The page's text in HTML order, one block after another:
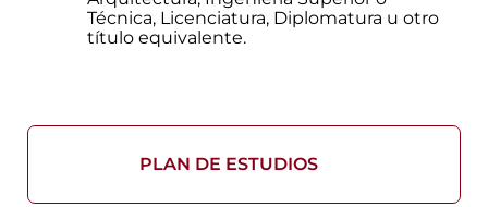
Técnica, Licenciatura, Diplomatura u otro
título equivalente.
PLAN DE ESTUDIOS